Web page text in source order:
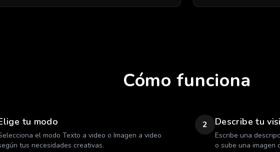
Cómo funciona
tu modo
el modo Texto a video o Imagen a video
tus necesidades creativas.
2 Describe tu
Escribe una
o sube una imagen